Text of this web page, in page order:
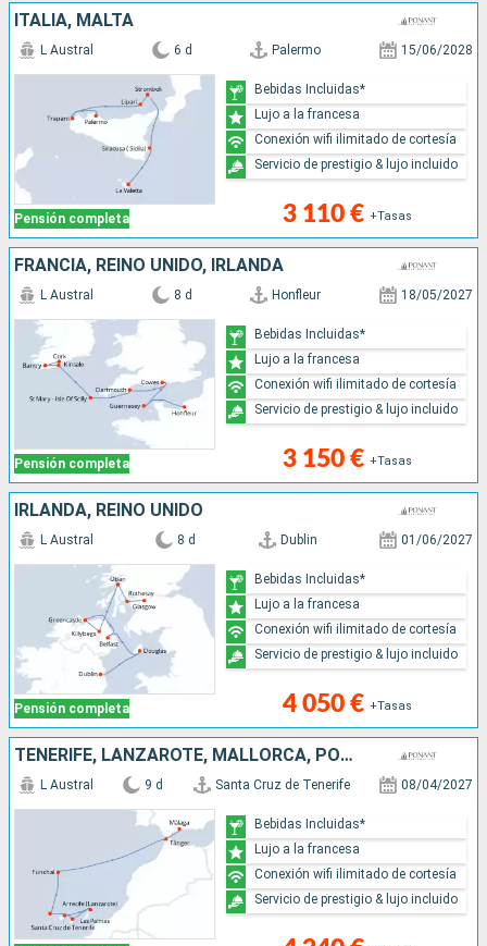
ITALIA, MALTA
Pensión completa
L Austral 6 d Palermo 15/06/2028
3 110 € +Tasas
Bebidas Incluidas*
Lujo a la francesa
Conexión wifi ilimitado de cortesía
Servicio de prestigio & lujo incluido
FRANCIA, REINO UNIDO, IRLANDA
Pensión completa
L Austral 8 d Honfleur 18/05/2027
3 150 € +Tasas
Bebidas Incluidas*
Lujo a la francesa
Conexión wifi ilimitado de cortesía
Servicio de prestigio & lujo incluido
IRLANDA, REINO UNIDO
Pensión completa
L Austral 8 d Dublin 01/06/2027
4 050 € +Tasas
Bebidas Incluidas*
Lujo a la francesa
Conexión wifi ilimitado de cortesía
Servicio de prestigio & lujo incluido
TENERIFE, LANZAROTE, MALLORCA, PORTUGAL, MARRUECOS, ESPAÑA
L Austral 9 d Santa Cruz de Tenerife 08/04/2027
Bebidas Incluidas*
Lujo a la francesa
Conexión wifi ilimitado de cortesía
Servicio de prestigio & lujo incluido